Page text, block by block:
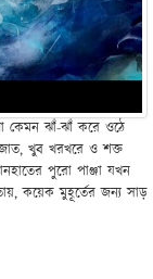
কেমন ঝাঁ-ঝাঁ করে ওঠে
খুব খরখরে ও শক্ত
পুরো পাঞ্জা যখন
কয়েক মুহূর্তের জন্য সাড়